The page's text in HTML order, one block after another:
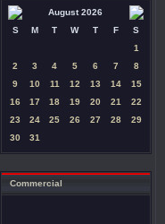
August 2026
S
M T W T F
S
1
2
3 4 5 6 7
8
9
10 11 12 13 14
15
16
17 18 19 20 21
22
23
24 25 26 27 28
29
30
31
Commercial